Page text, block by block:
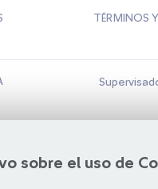
sobre el uso de
TÉRMINOS